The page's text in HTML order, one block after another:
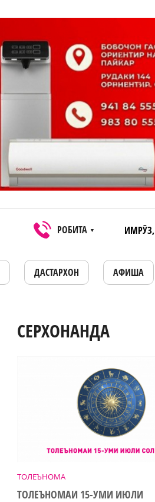
РОБИТА ▼ ИМРӮЗ,
ДАСТАРХОН АФИША
СЕРХОНАНДА
ТОЛЕЪНОМА
ТОЛЕЪНОМАИ 15-УМИ ИЮЛИ